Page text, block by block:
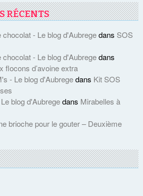
RÉCENTS
- Le blog d'Aubregedans SOS
- Le blog d'Aubregedans
flocons d’avoine extra
- Le blog d'Aubregedans Kit SOS
blog d'Aubregedans Mirabelles à
brioche pour le gouter – Deuxième